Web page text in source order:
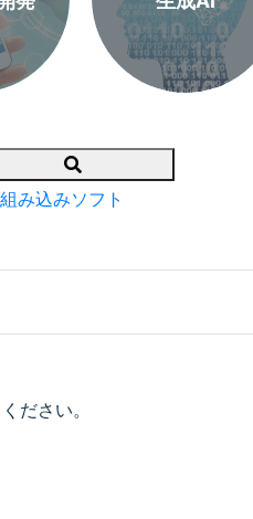
Search
組み込みソフト
ださい。